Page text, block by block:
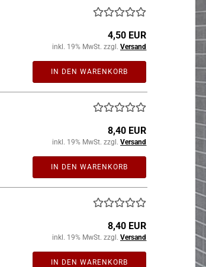
4,50 EUR
inkl. 19% MwSt. zzgl.Versand
IN DEN WARENKORB
8,40 EUR
inkl. 19% MwSt. zzgl.Versand
IN DEN WARENKORB
8,40 EUR
inkl. 19% MwSt. zzgl.Versand
IN DEN WARENKORB